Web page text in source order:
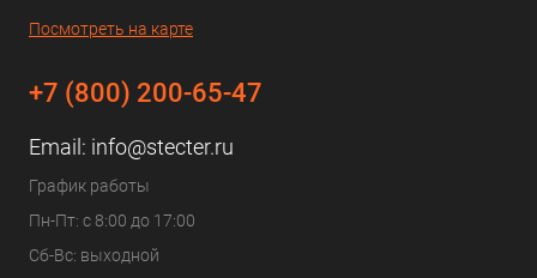
Посмотреть на карте
+7 (800) 200-65-47
Email: info@stecter.ru
График работы
Пн-Пт: с 8:00 до 17:00
Сб-Вс: выходной